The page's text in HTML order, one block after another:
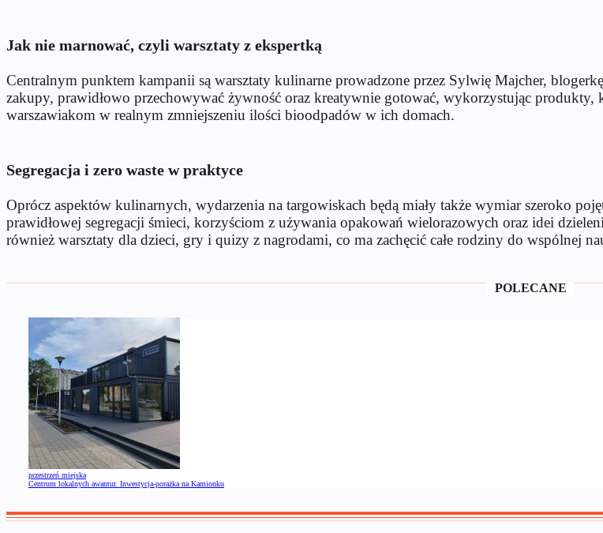
Jak nie marnować, czyli warsztaty z ekspertką
Centralnym punktem kampanii są warsztaty kulinarne prowadzone przez Sylwię Majcher,
zakupy, prawidłowo przechowywać żywność oraz kreatywnie gotować, wykorzystując produkty,
warszawiakom w realnym zmniejszeniu ilości bioodpadów w ich domach.
Segregacja i zero waste w praktyce
Oprócz aspektów kulinarnych, wydarzenia na targowiskach będą miały także wymiar szeroko
prawidłowej segregacji śmieci, korzyściom z używania opakowań wielorazowych oraz idei
również warsztaty dla dzieci, gry i quizy z nagrodami, co ma zachęcić całe rodziny do wspólnej
POLECANE
przestrzeń miejska
Centrum lokalnych awantur. Inwestycja-porażka na Kamionku